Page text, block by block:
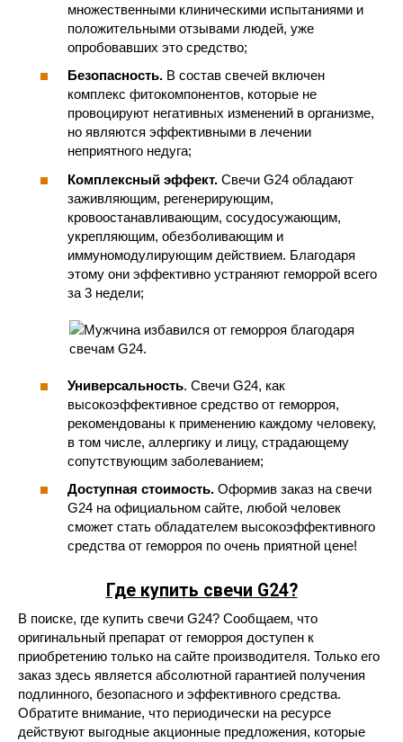
множественными клиническими испытаниями и
положительными отзывами людей, уже
опробовавших это средство;
Безопасность. В состав свечей включен
комплекс фитокомпонентов, которые не
провоцируют негативных изменений в организме,
но являются эффективными в лечении
неприятного недуга;
Комплексный эффект. Свечи G24 обладают
заживляющим, регенерирующим,
кровоостанавливающим, сосудосужающим,
укрепляющим, обезболивающим и
иммуномодулирующим действием. Благодаря
этому они эффективно устраняют геморрой всего
за 3 недели;
Универсальность. Свечи G24, как
высокоэффективное средство от геморроя,
рекомендованы к применению каждому человеку,
в том числе, аллергику и лицу, страдающему
сопутствующим заболеванием;
Доступная стоимость. Оформив заказ на свечи
G24 на официальном сайте, любой человек
сможет стать обладателем высокоэффективного
средства от геморроя по очень приятной цене!
Где купить свечи G24?
В поиске, где купить свечи G24? Сообщаем, что
оригинальный препарат от геморроя доступен к
приобретению только на сайте производителя. Только его
заказ здесь является абсолютной гарантией получения
подлинного, безопасного и эффективного средства.
Обратите внимание, что периодически на ресурсе
действуют выгодные акционные предложения, которые